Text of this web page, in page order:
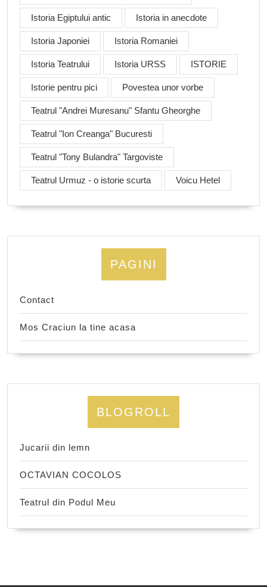
Istoria Egiptului antic Istoria in anecdote
Istoria Japoniei Istoria Romaniei
Istoria Teatrului Istoria URSS ISTORIE
Istorie pentru pici Povestea unor vorbe
Teatrul "Andrei Muresanu" Sfantu Gheorghe
Teatrul "Ion Creanga" Bucuresti
Teatrul "Tony Bulandra" Targoviste
Teatrul Urmuz - o istorie scurta Voicu Hetel
PAGINI
Contact
Mos Craciun la tine acasa
BLOGROLL
Jucarii din lemn
OCTAVIAN COCOLOS
Teatrul din Podul Meu